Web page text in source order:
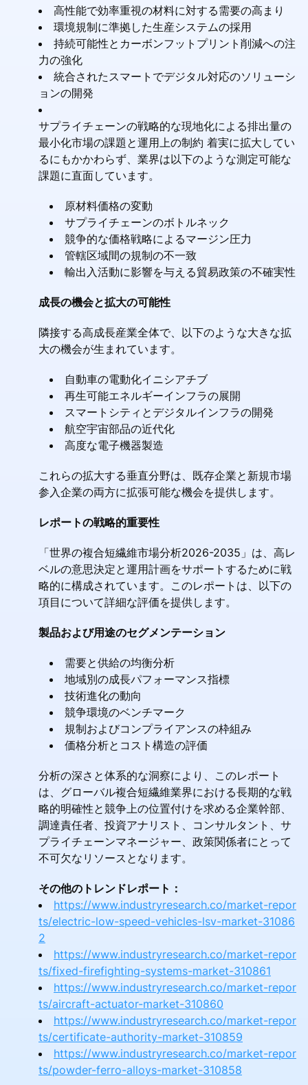
高性能で効率重視の材料に対する需要の高まり
環境規制に準拠した生産システムの採用
持続可能性とカーボンフットプリント削減への注
力の強化
統合されたスマートでデジタル対応のソリューシ
ョンの開発
サプライチェーンの戦略的な現地化による排出量の
最小化市場の課題と運用上の制約 着実に拡大してい
るにもかかわらず、業界は以下のような測定可能な
課題に直面しています。
原材料価格の変動
サプライチェーンのボトルネック
競争的な価格戦略によるマージン圧力
管轄区域間の規制の不一致
輸出入活動に影響を与える貿易政策の不確実性
成長の機会と拡大の可能性
隣接する高成長産業全体で、以下のような大きな拡
大の機会が生まれています。
自動車の電動化イニシアチブ
再生可能エネルギーインフラの展開
スマートシティとデジタルインフラの開発
航空宇宙部品の近代化
高度な電子機器製造
これらの拡大する垂直分野は、既存企業と新規市場
参入企業の両方に拡張可能な機会を提供します。
レポートの戦略的重要性
「世界の複合短繊維市場分析2026-2035」は、高レ
ベルの意思決定と運用計画をサポートするために戦
略的に構成されています。このレポートは、以下の
項目について詳細な評価を提供します。
製品および用途のセグメンテーション
需要と供給の均衡分析
地域別の成長パフォーマンス指標
技術進化の動向
競争環境のベンチマーク
規制およびコンプライアンスの枠組み
価格分析とコスト構造の評価
分析の深さと体系的な洞察により、このレポート
は、グローバル複合短繊維業界における長期的な戦
略的明確性と競争上の位置付けを求める企業幹部、
調達責任者、投資アナリスト、コンサルタント、サ
プライチェーンマネージャー、政策関係者にとって
不可欠なリソースとなります。
その他のトレンドレポート：
https://www.industryresearch.co/market-repor
ts/electric-low-speed-vehicles-lsv-market-31086
2
https://www.industryresearch.co/market-repor
ts/fixed-firefighting-systems-market-310861
https://www.industryresearch.co/market-repor
ts/aircraft-actuator-market-310860
https://www.industryresearch.co/market-repor
ts/certificate-authority-market-310859
https://www.industryresearch.co/market-repor
ts/powder-ferro-alloys-market-310858